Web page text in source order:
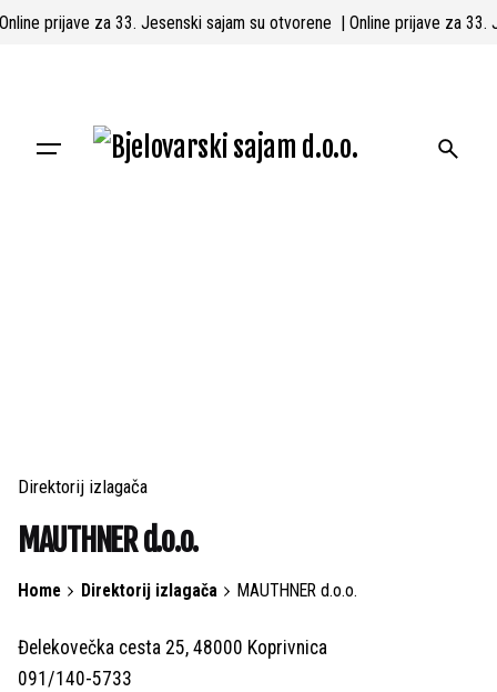
Skip
prijave za 33. Jesenski sajam su otvorene | Online prijave za
Direktorij izlagača
MAUTHNER d.o.o.
Home Direktorij izlagača MAUTHNER d.o.o.
Đelekovečka cesta 25, 48000 Koprivnica
091/140-5733